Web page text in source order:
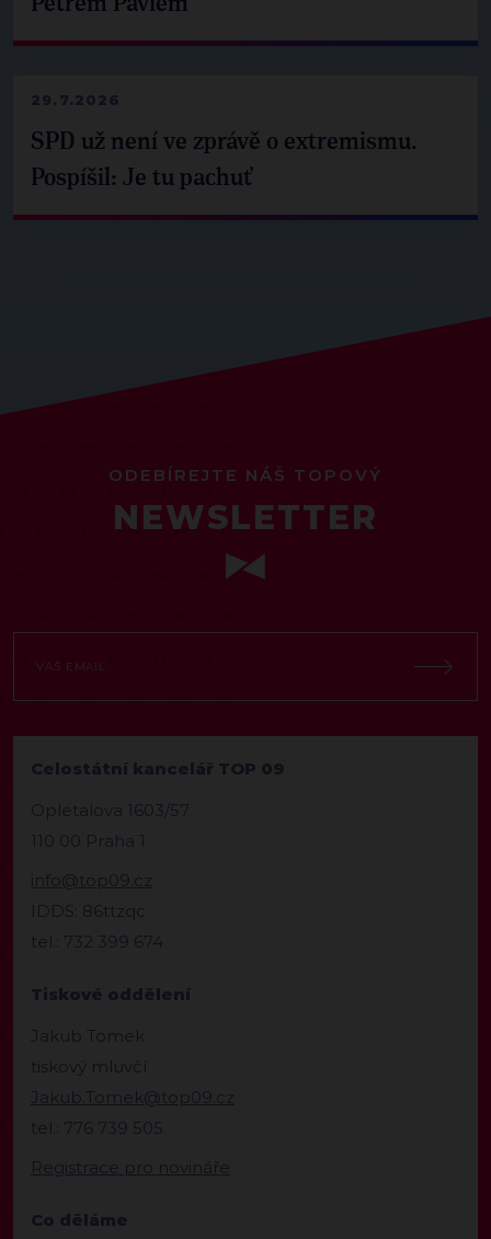
29.7.2026
SPD už není ve zprávě o extremismu.
Pospíšil: Je tu pachuť
ODEBÍREJTE NÁŠ TOPOVÝ
NEWSLETTER
Celostátní kancelář TOP 09
Opletalova 1603/57
110 00 Praha 1
info@top09.cz
IDDS: 86ttzqc
tel.: 732 399 674
Tiskové oddělení
Jakub Tomek
tiskový mluvčí
Jakub.Tomek@top09.cz
tel.: 776 739 505
Registrace pro novináře
Co děláme